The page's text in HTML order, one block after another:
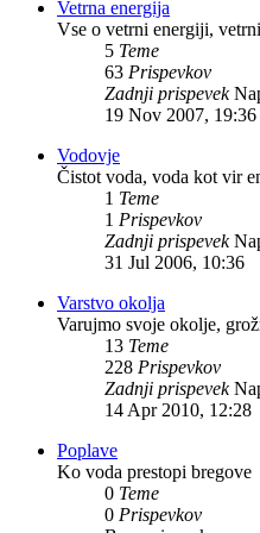
Vetrna energija
Vse o vetrni energiji,
5 Teme
63 Prispevkov
Zadnji prispevek
19 Nov 2007, 19:36
Vodovje
Čistot voda, voda kot vir
1 Teme
1 Prispevkov
Zadnji prispevek
31 Jul 2006, 10:36
Varstvo okolja
Varujmo svoje okolje,
13 Teme
228 Prispevkov
Zadnji prispevek
14 Apr 2010, 12:28
Poplave
Ko voda prestopi bregove
0 Teme
0 Prispevkov